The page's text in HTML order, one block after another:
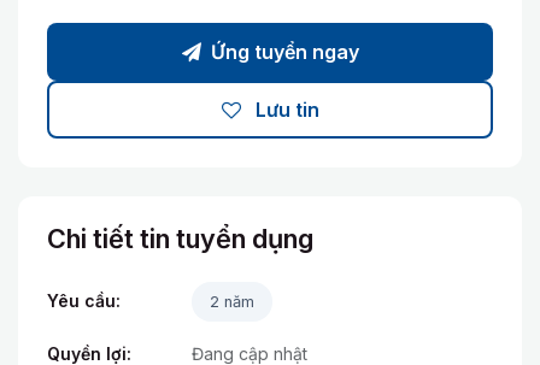
Ứng tuyển ngay
Lưu tin
Chi tiết tin tuyển dụng
Yêu cầu: 2 năm
Quyền lợi: Đang cập nhật